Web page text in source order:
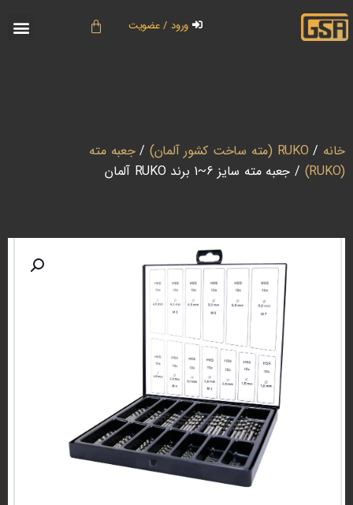
ورود / عضویت
خانه / RUKO (مته ساخت کشور آلمان) /جعبه مته
(RUKO)
/ جعبه مته سایز 6~1 برند RUKO آلمان